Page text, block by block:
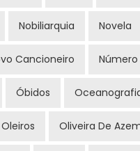
Nobiliarquia Novela
Cancioneiro Número
Óbidos
Oleiros Oliveira De